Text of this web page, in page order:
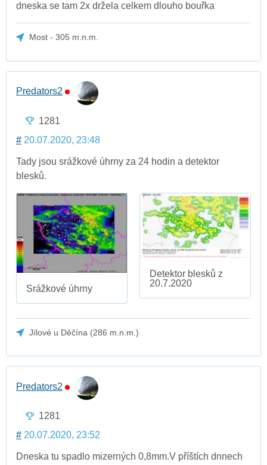
dneska se tam 2x držela celkem dlouho bouřka
Most - 305 m.n.m.
Predators2
1281
# 20.07.2020, 23:48
Tady jsou srážkové úhrny za 24 hodin a detektor
blesků.
Srážkové úhrny
Detektor blesků z
20.7.2020
Jílové u Děčína (286 m.n.m.)
Predators2
1281
# 20.07.2020, 23:52
Dneska tu spadlo mizerných 0,8mm.V příštích dnnech